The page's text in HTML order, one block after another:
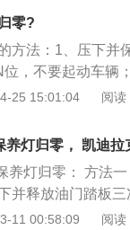
是陆续的消费，
好的方式莫过于掌
零?
方法：1、压下并
，不要起动车辆
按键“A”，直到
25 15:01:04 阅读
养灯归零， 凯迪
养灯归零： 方法
并释放油门踏板
方法二： 1.通过
11 00:58:09 阅读